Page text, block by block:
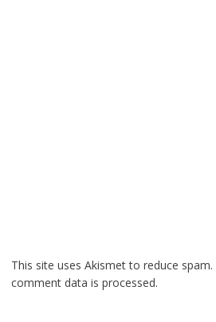
This site uses Akismet to reduce spam.
comment data is processed.